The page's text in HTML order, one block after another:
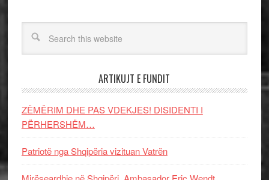
ARTIKUJT E FUNDIT
ZËMËRIM DHE PAS VDEKJES! DISIDENTI I
PËRHERSHËM…
Patriotë nga Shqipëria vizituan Vatrën